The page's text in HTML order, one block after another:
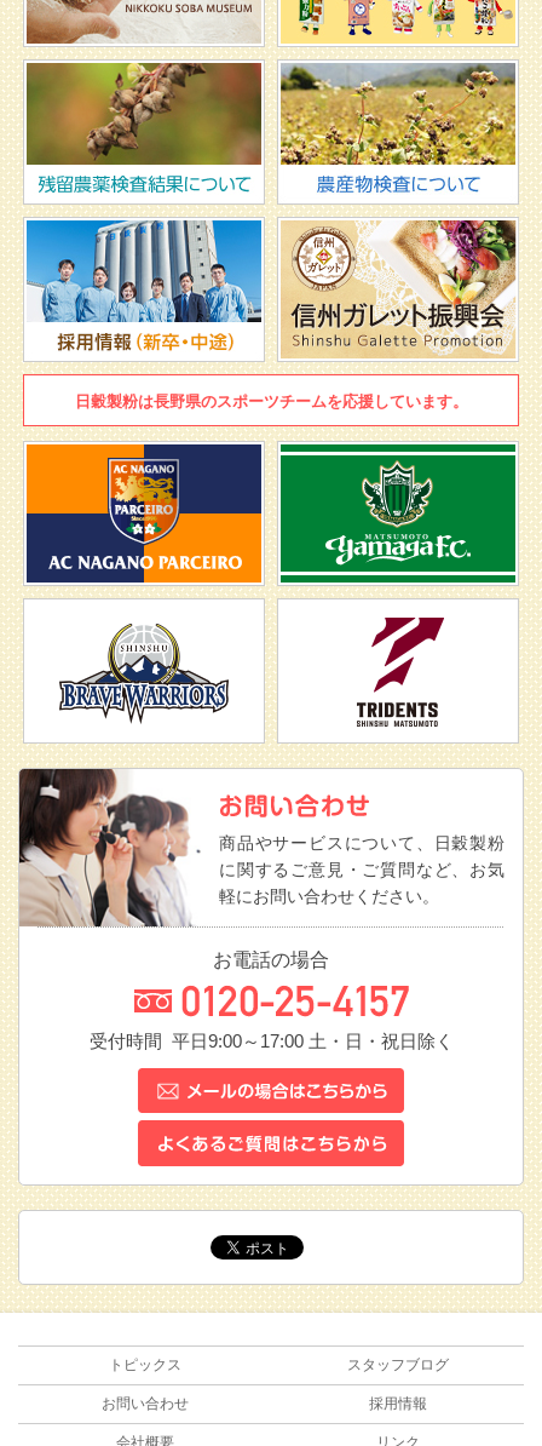
日穀製粉は長野県のスポーツチームを応援しています。
商品やサービスについて、日穀製粉
に関するご意見・ご質問など、お気
軽にお問い合わせください。
お電話の場合
受付時間 平日9:00～17:00土・日・祝日除く
トピックス スタッフブログ
お問い合わせ 採用情報
会社概要 リンク